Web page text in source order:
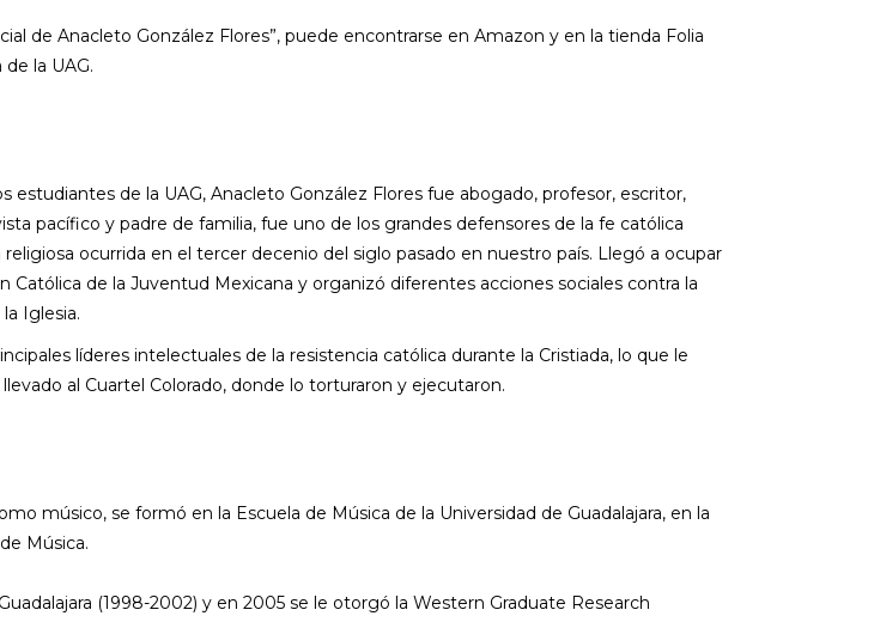
de Anacleto González Flores”, puede encontrarse en Amazon y en la tienda Folia
la UAG.
estudiantes de la UAG, Anacleto González Flores fue abogado, profesor, escritor,
pacífico y padre de familia, fue uno de los grandes defensores de la fe católica
ocurrida en el tercer decenio del siglo pasado en nuestro país. Llegó a ocupar
Católica de la Juventud Mexicana y organizó diferentes acciones sociales contra la
Iglesia.
líderes intelectuales de la resistencia católica durante la Cristiada, lo que le
al Cuartel Colorado, donde lo torturaron y ejecutaron.
músico, se formó en la Escuela de Música de la Universidad de Guadalajara, en la
Música.
(1998-2002) y en 2005 se le otorgó la Western Graduate Research